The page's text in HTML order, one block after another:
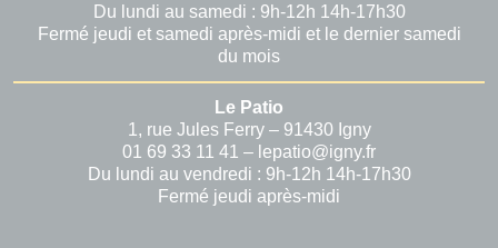
Du lundi au samedi : 9h-12h 14h-17h30
Fermé jeudi et samedi après-midi et le dernier samedi
du mois
Le Patio
1, rue Jules Ferry – 91430 Igny
01 69 33 11 41 – lepatio@igny.fr
Du lundi au vendredi : 9h-12h 14h-17h30
Fermé jeudi après-midi